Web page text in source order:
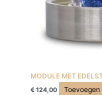
MODULE MET
€ 124,00